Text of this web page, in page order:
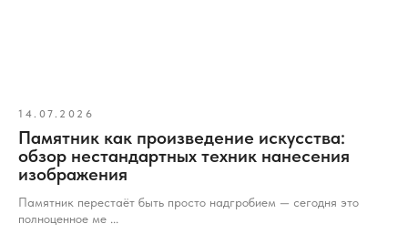
14.07.2026
Памятник как произведение искусства:
обзор нестандартных техник нанесения
изображения
Памятник перестаёт быть просто надгробием — сегодня это
полноценное ме ...